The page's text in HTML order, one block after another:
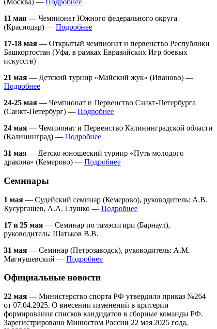
(Москва) — Подробнее
11 мая — Чемпионат Южного федерального округа
(Краснодар) — Подробнее
17-18 мая — Открытый чемпионат и первенство Республики
Башкортостан (Уфа, в рамках Евразийских Игр боевых
искусств)
21 мая — Детский турнир «Майский жук» (Иваново) —
Подробнее
24-25 мая — Чемпионат и Первенство Санкт-Петербурга
(Санкт-Петербург) — Подробнее
24 мая — Чемпионат и Первенство Калининградской области
(Калининград) — Подробнее
31 мая — Детско-юношеский турнир «Путь молодого
дракона» (Кемерово) — Подробнее
Семинары
1 мая — Судейский семинар (Кемерово), руководитель: А.В.
Кусургашев, А.А. Глушко — Подробнее
17 и 25 мая — Семинар по тамэсигири (Барнаул),
руководитель: Шатьков В.В.
31 мая — Семинар (Петрозаводск), руководитель: А.М.
Магнушевский — Подробнее
Официальные новости
22 мая — Министерство спорта РФ утвердило приказ №264
от 07.04.2025. О внесении изменений в критерии
формирования списков кандидатов в сборные команды РФ.
Зарегистрировано Минюстом России 22 мая 2025 года,